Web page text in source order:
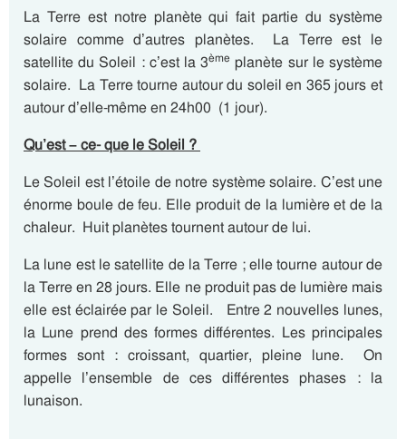
La Terre est notre planète qui fait partie du système
solaire comme d’autres planètes. La Terre est le
satellite du Soleil : c’est la 3ème planète sur le système
solaire. La Terre tourne autour du soleil en 365 jours et
autour d’elle-même en 24h00 (1 jour).
Qu’est – ce- que le Soleil ?
Le Soleil est l’étoile de notre système solaire. C’est une
énorme boule de feu. Elle produit de la lumière et de la
chaleur. Huit planètes tournent autour de lui.
La lune est le satellite de la Terre ; elle tourne autour de
la Terre en 28 jours. Elle ne produit pas de lumière mais
elle est éclairée par le Soleil. Entre 2 nouvelles lunes,
la Lune prend des formes différentes. Les principales
formes sont : croissant, quartier, pleine lune. On
appelle l’ensemble de ces différentes phases : la
lunaison.